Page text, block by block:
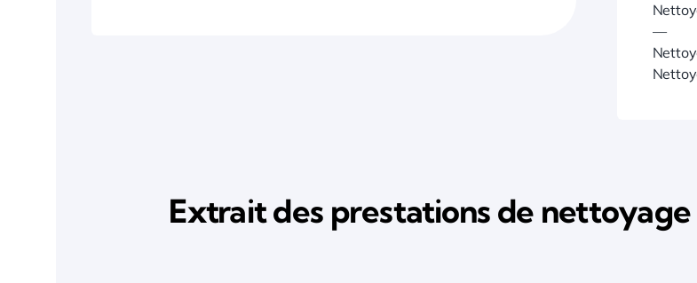
—
Extrait des prestations de